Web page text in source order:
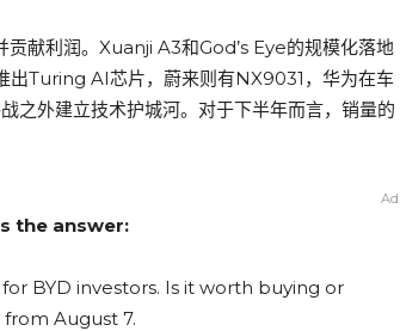
献利润。Xuanji A3和God’s Eye的规模化落地
出Turing AI芯片，蔚来则有NX9031，华为在车
之外建立技术护城河。对于下半年而言，销量的
Ad
the answer:
BYD investors. Is it worth buying or
August 7.